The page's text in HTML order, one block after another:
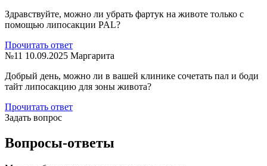
Здравствуйте, можно ли убрать фартук на животе только с
помощью липосакции PAL?
Прочитать ответ
№11 10.09.2025 Маргарита
Добрый день, можно ли в вашей клинике сочетать пал и боди
тайт липосакцию для зоны живота?
Прочитать ответ
Задать вопрос
Вопросы-ответы